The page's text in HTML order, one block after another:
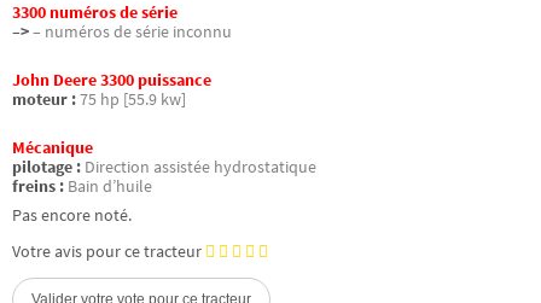
3300 numéros de série
–>– numéros de série inconnu
John Deere 3300 puissance
moteur :75 hp [55.9 kw]
Mécanique
pilotage : Direction assistée hydrostatique
freins : Bain d’huile
Pas encore noté.
Votre avis pour ce tracteur